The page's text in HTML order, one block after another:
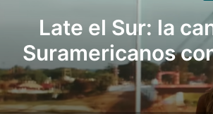
¡Ellos son! Los
pelearán en los